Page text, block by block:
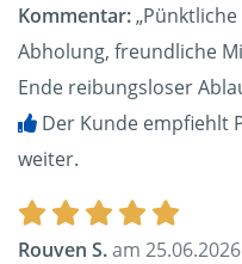
Kommentar:
Abholung, freundliche
Ende reibungsloser
Der Kunde empfiehlt
weiter.
Rouven S.am 25.06.2026